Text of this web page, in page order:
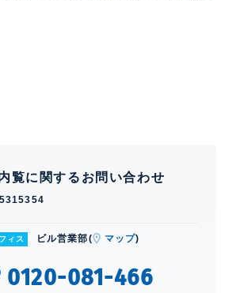
覧に関するお問い合わせ
ィス ビル営業部( マップ)
0120-081-466